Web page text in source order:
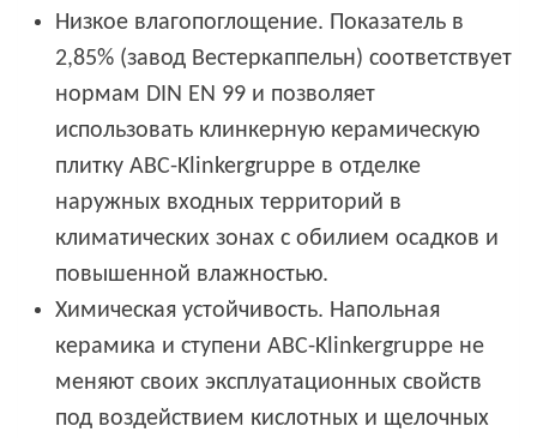
Низкое влагопоглощение. Показатель в
2,85% (завод Вестеркаппельн) соответствует
нормам DIN EN 99 и позволяет
использовать клинкерную керамическую
плитку ABC-Klinkergruppe в отделке
наружных входных территорий в
климатических зонах с обилием осадков и
повышенной влажностью.
Химическая устойчивость. Напольная
керамика и ступени ABC-Klinkergruppe не
меняют своих эксплуатационных свойств
под воздействием кислотных и щелочных